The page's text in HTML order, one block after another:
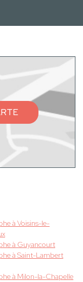
à Voisins-le-
à Guyancourt
à Saint-Lambert
à Milon-la-Chapelle